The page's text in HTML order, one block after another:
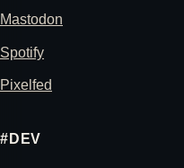
Mastodon
Spotify
Pixelfed
#DEV